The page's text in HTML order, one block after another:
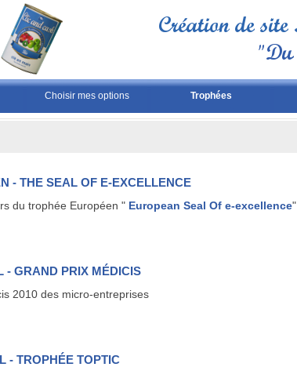
Choisir mes options Trophées
- THE SEAL OF E-EXCELLENCE
du trophée Européen " European Seal Of e-excellence"
- GRAND PRIX MÉDICIS
2010 des micro-entreprises
- TROPHÉE TOPTIC